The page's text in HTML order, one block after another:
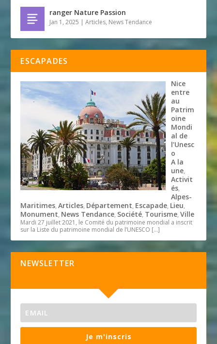
ranger Nature Passion
Jan 1, 2025 |Articles, News Tendance
ESCAPADES
Nice
entre
au
Patrim
oine
Mondi
al de
l’Unesc
o
A la
une,
Activit
és,
Alpes-
Maritimes,Articles, Département, Escapade, Lieu,
Monument, News Tendance, Société, Tourisme,Ville
Mardi 27 juillet 2021, le Comité du patrimoine mondial a inscrit
sur la Liste du patrimoine mondial de l’UNESCO […]
NEWSLETTER
Je m'inscris